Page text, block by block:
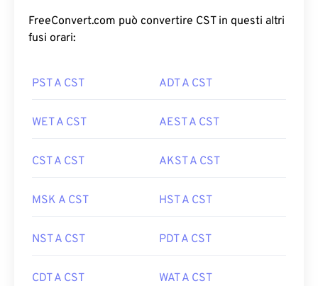
FreeConvert.com può convertire CST in questi altri
fusi orari:
PST A CST ADT A CST
WET A CST AEST A CST
CST A CST AKST A CST
MSK A CST HST A CST
NST A CST PDT A CST
CDT A CST WAT A CST